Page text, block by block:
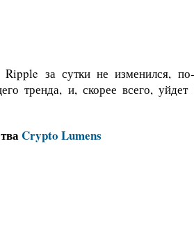
за сутки не изменился,
тренда, и, скорее всего, уйдет
Crypto Lumens